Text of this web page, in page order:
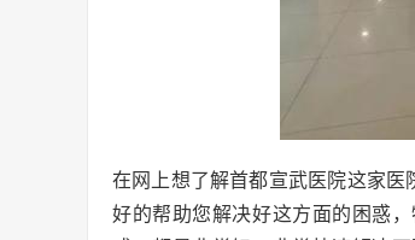
在网上想了解首都宣武医院这家
好的帮助您解决好这方面的困惑